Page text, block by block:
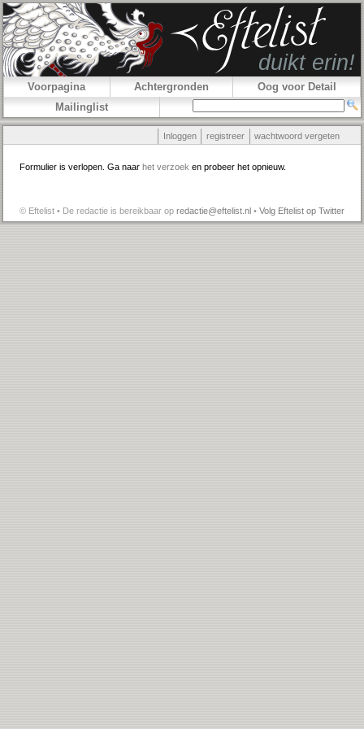
Voorpagina Achtergronden
Oog voor Detail
Mailinglist
Inloggen registreer wachtwoord vergeten
Formulier is verlopen. Ga naar het verzoek en probeer het opnieuw.
© Eftelist • De redactie is bereikbaar op redactie@eftelist.nl • Volg Eftelist op Twitter